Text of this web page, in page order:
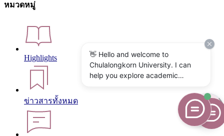
หมวดหมู่
Highlights
ข่าวสารทั้งหมด
👋 Hello and welcome to
Chulalongkorn University. I can
help you explore academic